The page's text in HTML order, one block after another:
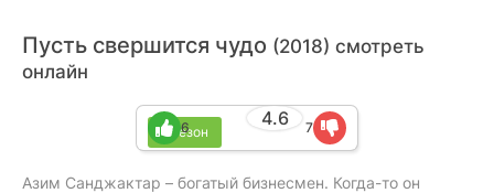
Пусть свершится чудо (2018) смотреть
онлайн
1 сезон
4.6
6 7
Азим Санджактар – богатый бизнесмен. Когда-то он